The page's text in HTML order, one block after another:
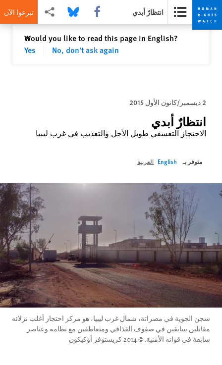
Skip
privacy
Skip
content
انتظارٌ أبدي Share this via Facebook
Share this via Bluesky
Share this via مشاركةتبرعوا الآن
Would you like to read this page in English?
Yes
No, don't ask again
✕إغلاق
2 ديسمبر/كانون الأول 2015
انتظارٌ أبدي
الاحتجاز التعسفي طويل الأجل والتعذيب في غرب ليبيا
متوفر بـ English العربية
سجن الجوية في مصراتة، شمال غرب ليبيا، هو مركز احتجاز أغلب نزلائه
مقاتلين سابقين في صفوف القذافي ومتعاطفين مع نظامه وعناصر
سابقة في قواته الأمنية. © 2014 كريستوفر أوكيكون